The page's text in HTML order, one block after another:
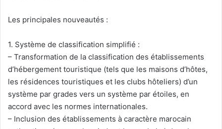
Les principales nouveautés :
1. Système de classification simplifié :
– Transformation de la classification des établissements
d’hébergement touristique (tels que les maisons d’hôtes,
les résidences touristiques et les clubs hôteliers) d’un
système par grades vers un système par étoiles, en
accord avec les normes internationales.
– Inclusion des établissements à caractère marocain